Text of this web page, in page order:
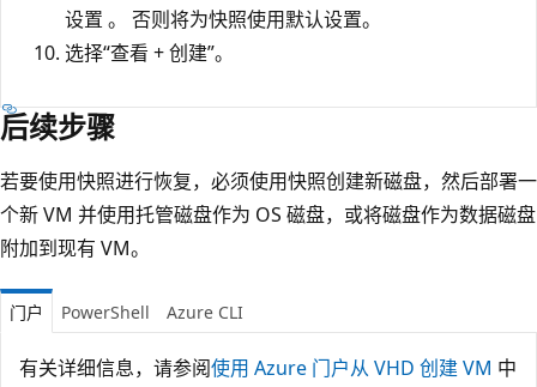
设置 。 否则将为快照使用默认设置。
选择“查看 + 创建”。
后续步骤
若要使用快照进行恢复，必须使用快照创建新磁盘，然后部署一
个新 VM 并使用托管磁盘作为 OS 磁盘，或将磁盘作为数据磁盘
附加到现有 VM。
门户 PowerShell Azure CLI
有关详细信息，请参阅使用 Azure 门户从 VHD 创建 VM 中